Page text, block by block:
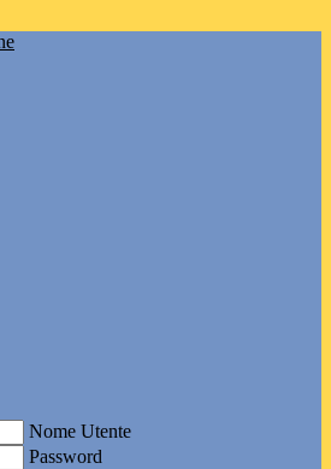
Nome Utente
Password